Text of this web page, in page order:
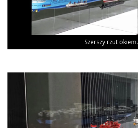
Szer­szy rzut okiem.